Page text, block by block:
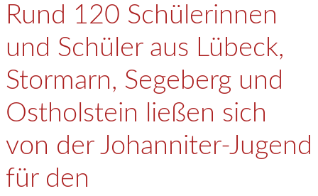
Rund 120 Schülerinnen
und Schüler aus Lübeck,
Stormarn, Segeberg und
Ostholstein ließen sich
von der Johanniter-Jugend
für den